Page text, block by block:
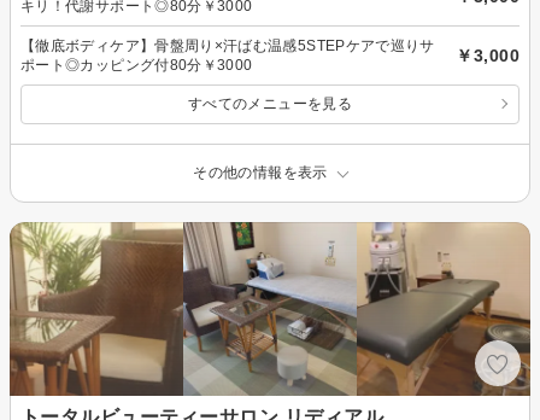
キリ！代謝サポート◎80分￥3000
【徹底ボディケア】骨盤周り×汗ばむ温感5STEPケアで巡りサ
ポート◎カッピング付80分￥3000
￥3,000
すべてのメニューを見る
その他の情報を表示